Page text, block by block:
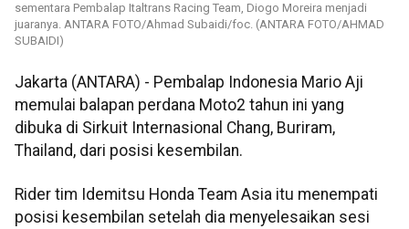
sementara Pembalap Italtrans Racing Team, Diogo Moreira menjadi
juaranya. ANTARA FOTO/Ahmad Subaidi/foc. (ANTARA FOTO/AHMAD
SUBAIDI)
Jakarta (ANTARA) - Pembalap Indonesia Mario Aji
memulai balapan perdana Moto2 tahun ini yang
dibuka di Sirkuit Internasional Chang, Buriram,
Thailand, dari posisi kesembilan.
Rider tim Idemitsu Honda Team Asia itu menempati
posisi kesembilan setelah dia menyelesaikan sesi